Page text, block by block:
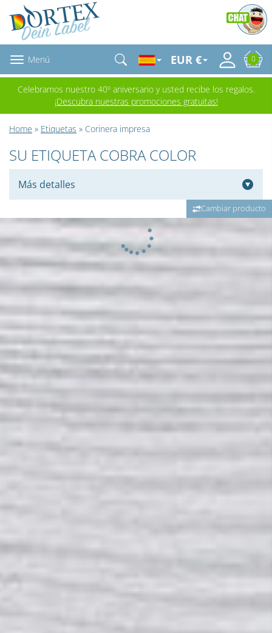
Menú EUR € 0
Celebramos nuestro 40º aniversario y usted recibe los regalos.
¡Descubra nuestras promociones gratuitas!
Home » Etiquetas » Corinera impresa
SU ETIQUETA COBRA COLOR
Más detalles